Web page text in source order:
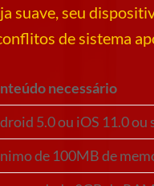
suave, seu
de sistema
necessário
5.0 ou iOS 11.0 ou
de 100MB de